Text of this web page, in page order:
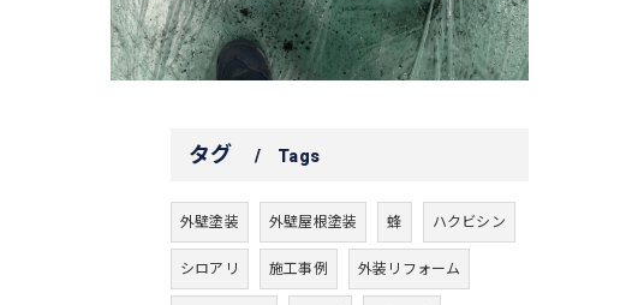
タグ Tags
外壁塗装 外壁屋根塗装 蜂 ハクビシン
シロアリ 施工事例 外装リフォーム